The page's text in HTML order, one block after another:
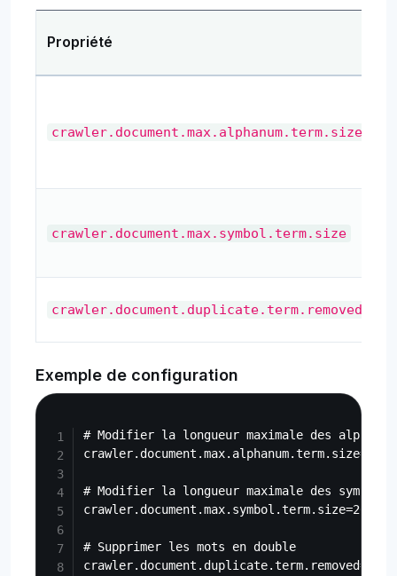
Propriété
crawler.document.max.alphanum.term.size
crawler.document.max.symbol.term.size
crawler.document.duplicate.term.removed
Exemple de configuration
# Modifier la longueur maximale des
crawler.document.max.alphanum.term.size=50
# Modifier la longueur maximale des
crawler.document.max.symbol.term.size=20
# Supprimer les mots en double